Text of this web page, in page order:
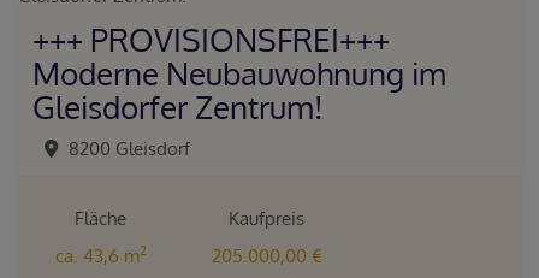
+++ PROVISIONSFREI+++
Moderne Neubauwohnung im
Gleisdorfer Zentrum!
8200 Gleisdorf
Fläche
ca. 43,6 m2
Kaufpreis
205.000,00 €